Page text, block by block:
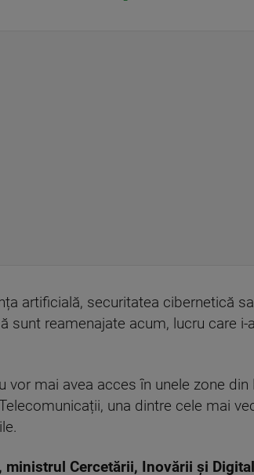
artificială, securitatea cibernetică
sunt reamenajate acum, lucru care i-
vor mai avea acces în unele zone
una dintre cele mai
ministrul Cercetării, Inovării și